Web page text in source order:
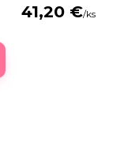
41,20 €/ks